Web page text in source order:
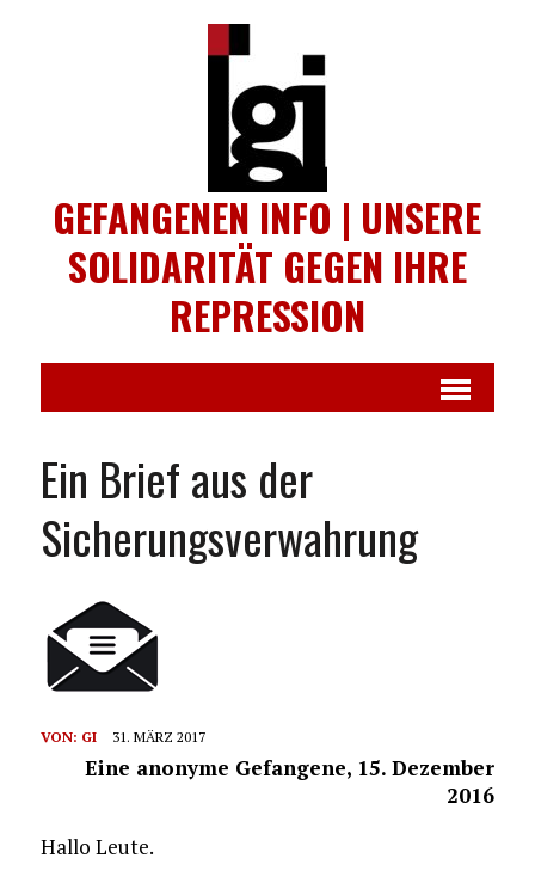
GEFANGENEN INFO | UNSERE
SOLIDARITÄT GEGEN IHRE
REPRESSION
Ein Brief aus der
Sicherungsverwahrung
VON: GI 31. MÄRZ 2017
Eine anonyme Gefangene, 15. Dezember
2016
Hallo Leute.